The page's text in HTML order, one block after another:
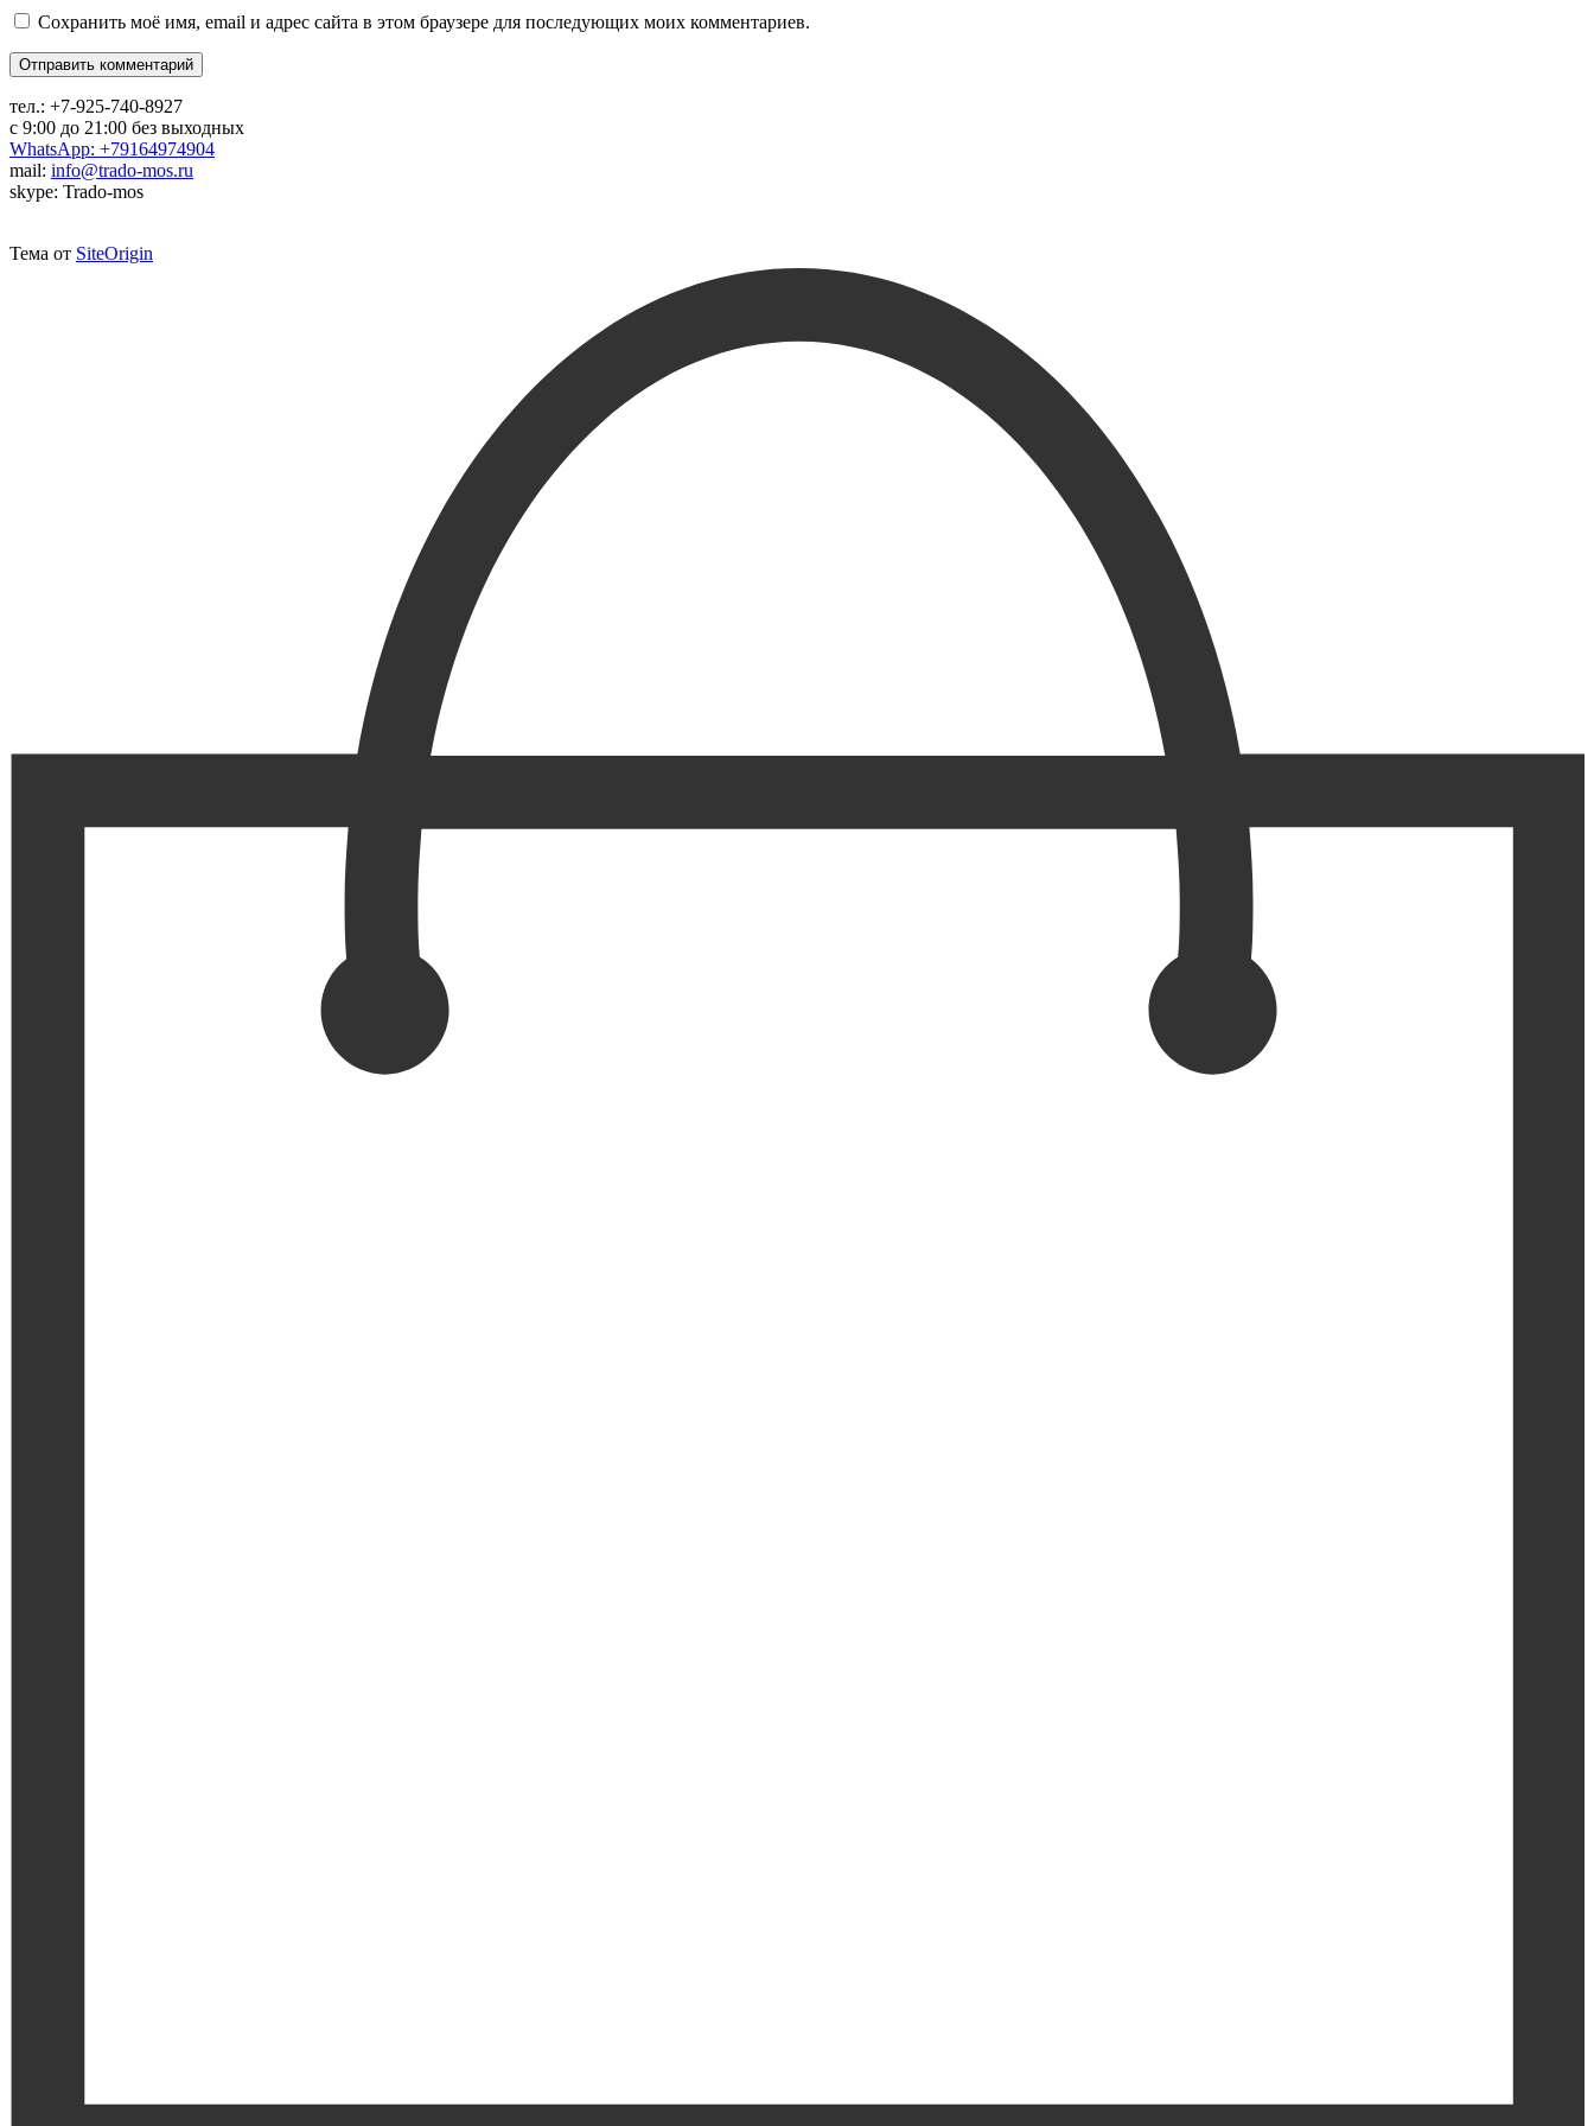
Сохранить моё имя, email и адрес сайта в этом браузере для последующих моих комментариев.
тел.: +7-925-740-8927
с 9:00 до 21:00 без выходных
WhatsApp: +79164974904
mail: info@trado-mos.ru
skype: Trado-mos
Тема от SiteOrigin